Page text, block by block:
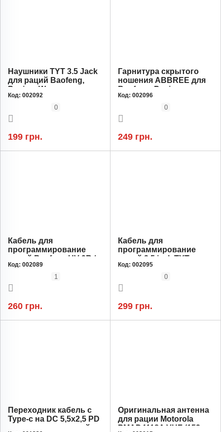
Наушники TYT 3.5 Jack
для раций Baofeng,
Puxing, Wouxun,
Kenwood
Код: 002092
0
199 грн.
Гарнитура скрытого
ношения ABBREE для
Baofeng, Puxing,
Wouxun, Kenwood
силиконовая вкладка в
ухо
Код: 002096
0
249 грн.
Кабель для
программирование
раций Baofeng UV-9R /
T-57 / BF-A58 / BF-9700 /
Код: 002089
1
260 грн.
Кабель для
программирование
раций 3,5 jack TYT,
UV8000E
Код: 002095
0
299 грн.
Переходник кабель с
Type-c на DC 5,5х2,5 PD
для зарядки станций от
Оригинальная антенна
для рации Motorola
PMAD4118A VHF (152-